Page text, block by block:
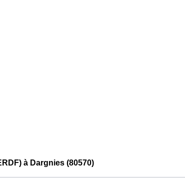
à Dargnies (80570)